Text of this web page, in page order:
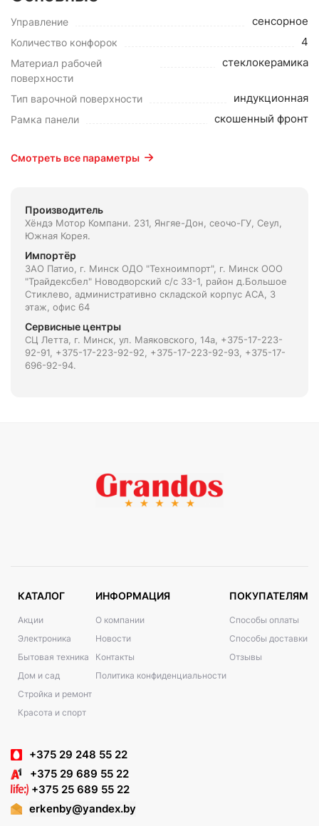
Управление сенсорное
Количество конфорок 4
Материал рабочей
поверхности
cтеклокерамика
Тип варочной поверхности индукционная
Рамка панели скошенный фронт
Смотреть все параметры
Производитель
Хёндэ Мотор Компани. 231, Янгяе-Дон, сеочо-ГУ, Сеул,
Южная Корея.
Импортёр
ЗАО Патио, г. Минск ОДО "Техноимпорт", г. Минск ООО
"Трайдексбел" Новодворский с/с 33-1, район д.Большое
Стиклево, административно складской корпус АСА, 3
этаж, офис 64
Сервисные центры
СЦ Летта, г. Минск, ул. Маяковского, 14а, +375-17-223-
92-91, +375-17-223-92-92, +375-17-223-92-93, +375-17-
696-92-94.
КАТАЛОГ
Акции
Электроника
Бытовая техника
Дом и сад
Стройка и ремонт
Красота и спорт
ИНФОРМАЦИЯ
О компании
Новости
Контакты
Политика конфиденциальности
ПОКУПАТЕЛЯМ
Способы оплаты
Способы доставки
Отзывы
+375 29 248 55 22
+375 29 689 55 22
+375 25 689 55 22
erkenby@yandex.by